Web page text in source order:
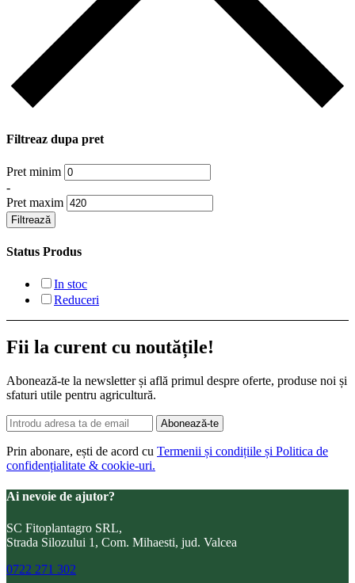
Filtreaz dupa pret
Pret minim
-
Pret maxim
Filtrează
Status Produs
In stoc
Reduceri
Fii la curent cu noutățile!
Abonează-te la newsletter și află primul despre oferte, produse noi și
sfaturi utile pentru agricultură.
Abonează-te
Prin abonare, ești de acord cu Termenii și condițiile și Politica de
confidențialitate & cookie-uri.
Ai nevoie de ajutor?
SC Fitoplantagro SRL,
Strada Silozului 1, Com. Mihaesti, jud. Valcea
0722 271 302